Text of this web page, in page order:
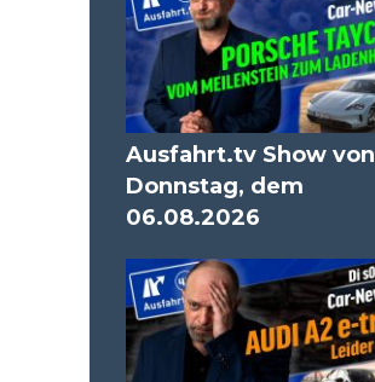
Ausfahrt.tv Show von
Donnstag, dem
06.08.2026